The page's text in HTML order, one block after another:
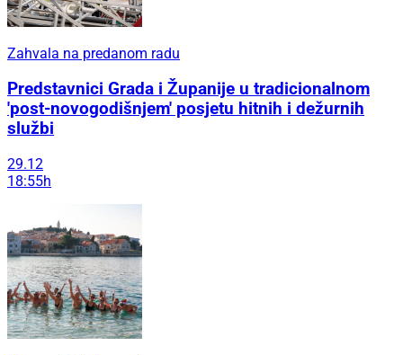
Zahvala na predanom radu
Predstavnici Grada i Županije u tradicionalnom
'post-novogodišnjem' posjetu hitnih i dežurnih
službi
29.12
18:55h